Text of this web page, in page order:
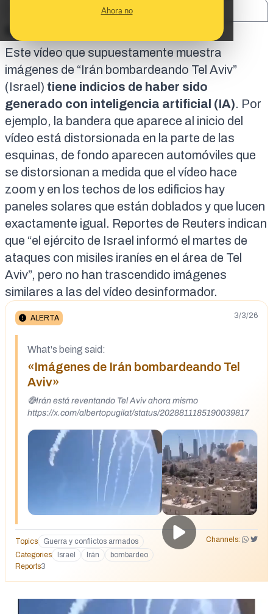
Ahora no
En corto:
Este vídeo que supuestamente muestra
imágenes de “Irán bombardeando Tel Aviv”
(Israel) tiene indicios de haber sido
generado con inteligencia artificial (IA). Por
ejemplo, la bandera que aparece al inicio del
vídeo está distorsionada en la parte de las
esquinas, de fondo aparecen automóviles que
se distorsionan a medida que el vídeo hace
zoom y en los techos de los edificios hay
paneles solares que están doblados y que lucen
exactamente igual. Reportes de Reuters indican
que “el ejército de Israel informó el martes de
ataques con misiles iraníes en el área de Tel
Aviv”, pero no han trascendido imágenes
similares a las del vídeo desinformador.
ALERTA 3/3/26
What's being said:
«Imágenes de Irán bombardeando Tel
Aviv»
🔴Irán está reventando Tel Aviv ahora mismo
https://x.com/albertopugilat/status/2028811185190039817
Topics Guerra y conflictos armados
Channels:
Categories
Israel Irán
bombardeo
Reports3